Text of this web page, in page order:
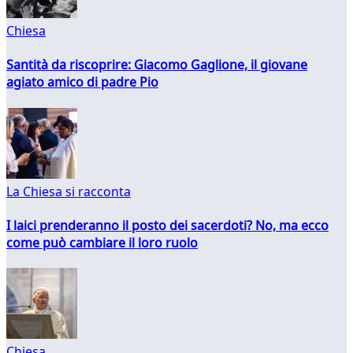
Chiesa
Santità da riscoprire: Giacomo Gaglione, il giovane
agiato amico di padre Pio
La Chiesa si racconta
I laici prenderanno il posto dei sacerdoti? No, ma ecco
come può cambiare il loro ruolo